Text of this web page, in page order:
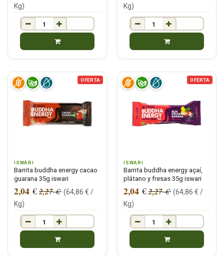
Kg)
Kg)
OFERTA
ISWARI
Barrita buddha energy cacao
guarana 35g iswari
2,04 €2,27€ (64,86 € /
Kg)
OFERTA
ISWARI
Barrita buddha energy açaí,
plátano y fresas 35g iswari
2,04 €2,27€ (64,86 € /
Kg)